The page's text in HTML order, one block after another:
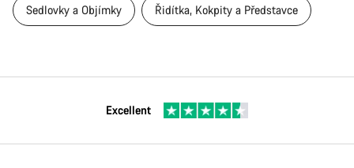
Sedlovky a Objímky Řidítka, Kokpity a Představce
Excellent